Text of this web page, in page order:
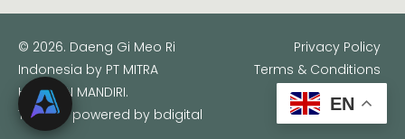
© 2026. Daeng Gi Meo Ri
Indonesia by PT MITRA
HARAPAN MANDIRI.
This site powered by bdigital
Privacy Policy
Terms & Conditions
EN